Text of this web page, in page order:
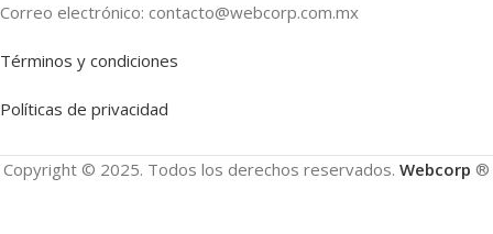
Correo electrónico: contacto@webcorp.com.mx
Términos y condiciones
Políticas de privacidad
Copyright © 2025. Todos los derechos reservados. Webcorp ®